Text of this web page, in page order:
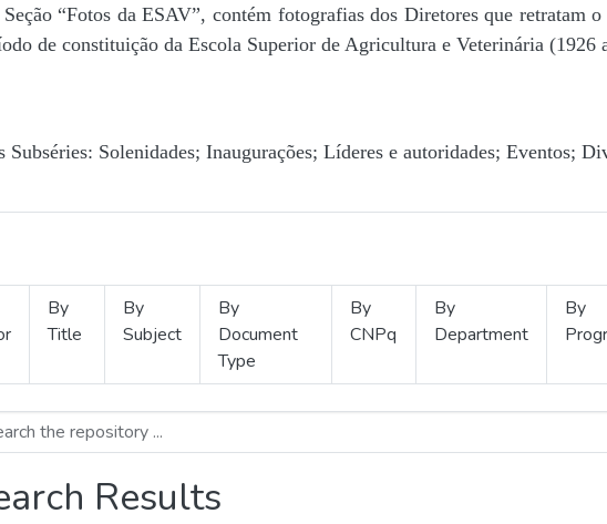
“Fotos da ESAV”, contém fotografias dos Diretores que retratam
de constituição da Escola Superior de Agricultura e Veterinária (1926
Solenidades; Inaugurações; Líderes e autoridades; Eventos;
By
Title
By
Subject
By
Document
Type
By
CNPq
By
Department
By
Results